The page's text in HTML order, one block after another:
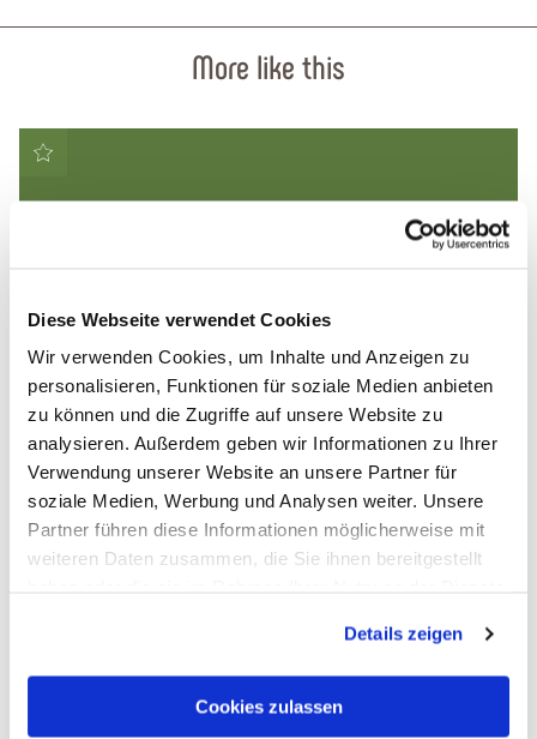
Diese Webseite verwendet Cookies
Wir verwenden Cookies, um Inhalte und Anzeigen zu
personalisieren, Funktionen für soziale Medien anbieten
zu können und die Zugriffe auf unsere Website zu
analysieren. Außerdem geben wir Informationen zu Ihrer
Verwendung unserer Website an unsere Partner für
soziale Medien, Werbung und Analysen weiter. Unsere
Partner führen diese Informationen möglicherweise mit
weiteren Daten zusammen, die Sie ihnen bereitgestellt
Cookies, wenn Sie unsere Webseite weiterhin nutzen.
Details zeigen
Cookies zulassen
More like this
Zahnarzt Dr. Thomas Schoor
Bad Ems